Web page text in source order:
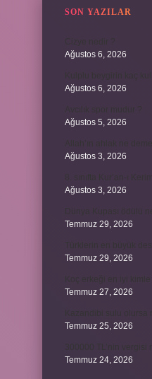
SON YAZILAR
Ağustos 6, 2026
Ağustos 6, 2026
Ağustos 5, 2026
Ağustos 3, 2026
Ağustos 3, 2026
Temmuz 29, 2026
Temmuz 29, 2026
Temmuz 27, 2026
Temmuz 25, 2026
Temmuz 24, 2026